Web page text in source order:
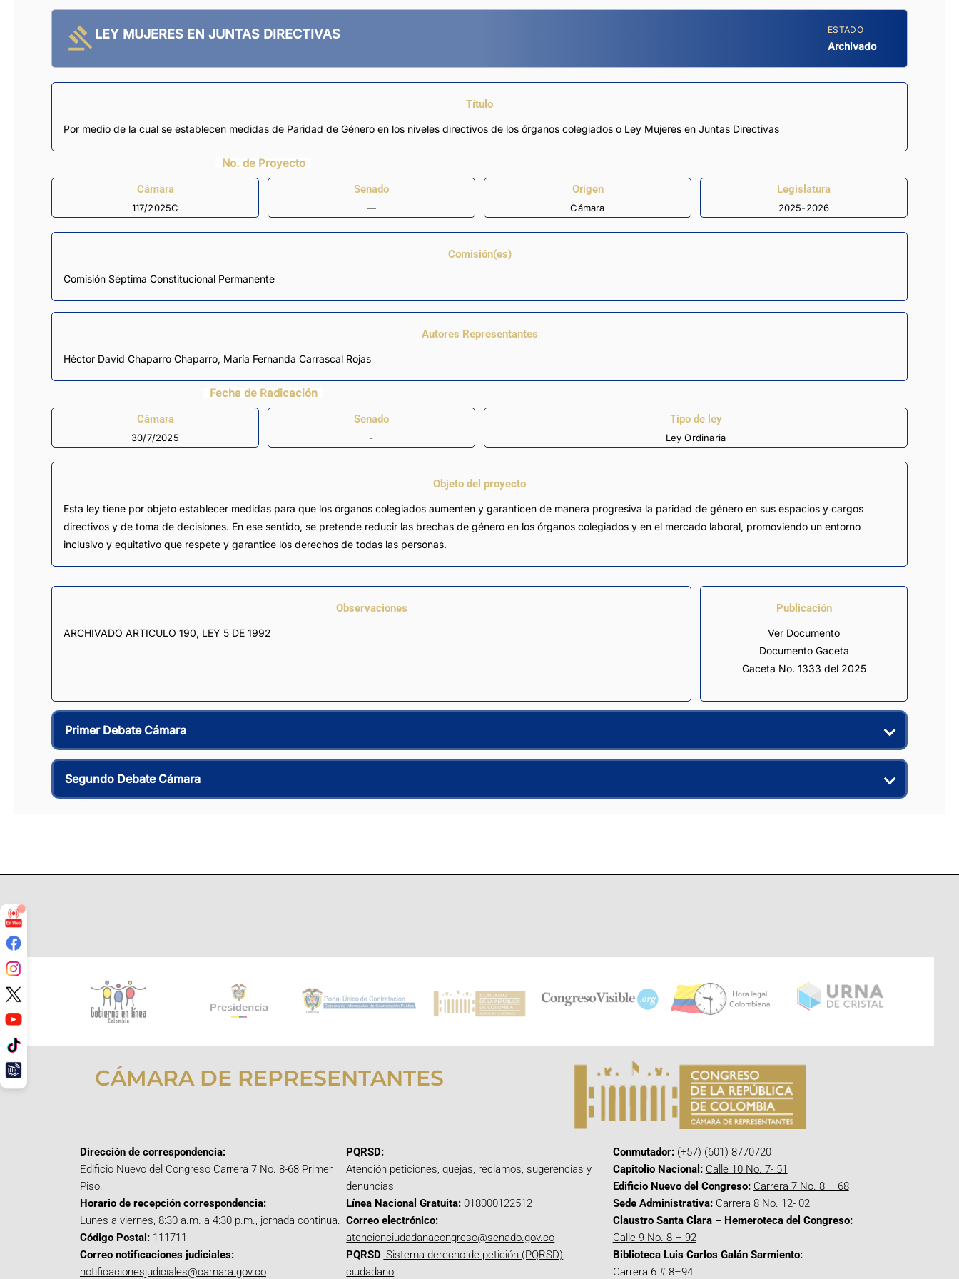
LEY MUJERES EN JUNTAS DIRECTIVAS ESTADO
Archivado
Título
Por medio de la cual se establecen medidas de Paridad de Género en los niveles directivos de los órganos colegiados o Ley Mujeres en Juntas Directivas
No. de Proyecto
Cámara
117/2025C
Senado
—
Origen
Cámara
Legislatura
2025-2026
Comisión(es)
Comisión Séptima Constitucional Permanente
Autores Representantes
Héctor David Chaparro Chaparro, María Fernanda Carrascal Rojas
Fecha de Radicación
Cámara
30/7/2025
Senado
-
Tipo de ley
Ley Ordinaria
Objeto del proyecto
Esta ley tiene por objeto establecer medidas para que los órganos colegiados aumenten y garanticen de manera progresiva la paridad de género en sus espacios y cargos
directivos y de toma de decisiones. En ese sentido, se pretende reducir las brechas de género en los órganos colegiados y en el mercado laboral, promoviendo un entorno
inclusivo y equitativo que respete y garantice los derechos de todas las personas.
Observaciones
ARCHIVADO ARTICULO 190, LEY 5 DE 1992
Publicación
Ver Documento
Documento Gaceta
Gaceta No. 1333 del 2025
Primer Debate Cámara
Segundo Debate Cámara
CÁMARA DE REPRESENTANTES
Dirección de correspondencia:
Edificio Nuevo del Congreso Carrera 7 No. 8-68 Primer
Piso.
Horario de recepción correspondencia:
Lunes a viernes, 8:30 a.m. a 4:30 p.m., jornada continua.
Código Postal: 111711
Correo notificaciones judiciales:
notificacionesjudiciales@camara.gov.co
PQRSD:
Atención peticiones, quejas, reclamos, sugerencias y
denuncias
Línea Nacional Gratuita: 018000122512
Correo electrónico:
atencionciudadanacongreso@senado.gov.co
PQRSD: Sistema derecho de petición (PQRSD)
ciudadano
Conmutador:(+57) (601) 8770720
Capitolio Nacional: Calle 10 No. 7- 51
Edificio Nuevo del Congreso: Carrera 7 No. 8 – 68
Sede Administrativa: Carrera 8 No. 12- 02
Claustro Santa Clara – Hemeroteca del Congreso:
Calle 9 No. 8 – 92
Biblioteca Luis Carlos Galán Sarmiento:
Carrera 6 # 8–94